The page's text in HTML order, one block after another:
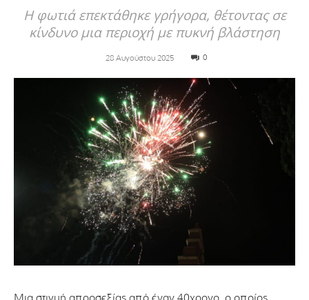
Η φωτιά επεκτάθηκε γρήγορα, θέτοντας σε
κίνδυνο μια περιοχή με πυκνή βλάστηση
28 Αυγούστου 2025 0